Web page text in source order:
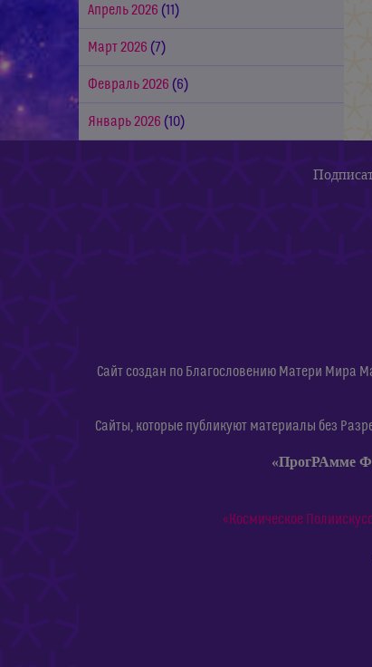
Апрель 2026 (11)
Март 2026 (7)
Февраль 2026 (6)
Январь 2026 (10)
Сайт создан по Благословению Матери Мира
Сайты, которые публикуют материалы без
«ПрогРАмме
«Космическое